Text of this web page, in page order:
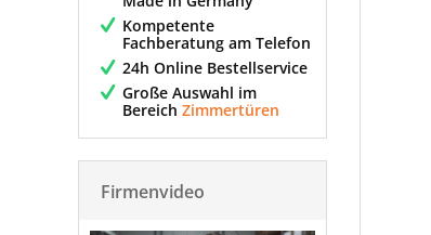
Kompetente
Fachberatung am Telefon
24h Online Bestellservice
Große Auswahl im
Bereich Zimmertüren
Firmenvideo